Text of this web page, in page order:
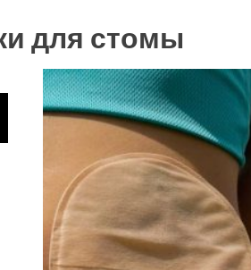
для стомы